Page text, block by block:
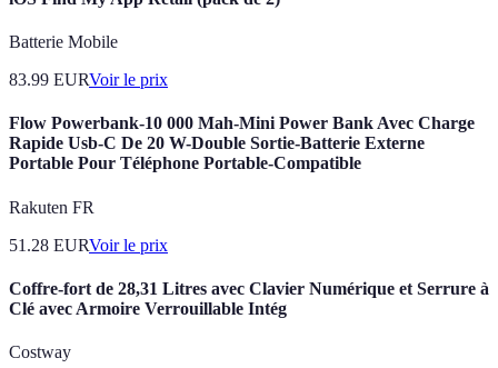
Batterie Mobile
83.99 EURVoir le prix
Flow Powerbank-10 000 Mah-Mini Power Bank Avec Charge
Rapide Usb-C De 20 W-Double Sortie-Batterie Externe
Portable Pour Téléphone Portable-Compatible
Rakuten FR
51.28 EURVoir le prix
Coffre-fort de 28,31 Litres avec Clavier Numérique et Serrure à
Clé avec Armoire Verrouillable Intég
Costway